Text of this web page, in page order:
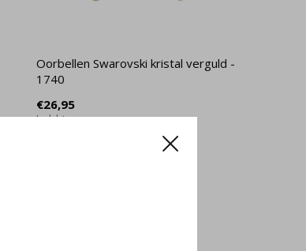
Oorbellen Swarovski kristal verguld -
1740
€26,95
Incl. btw